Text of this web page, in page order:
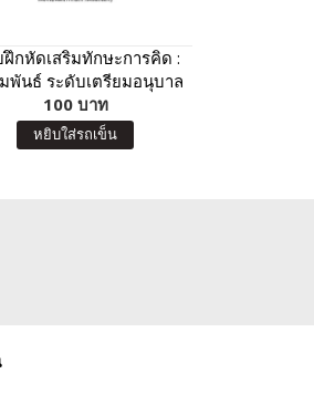
กหัดเสริมทักษะการคิด :
พันธ์ ระดับเตรียมอนุบาล
(Kumon)
100 บาท
หยิบใส่รถเข็น